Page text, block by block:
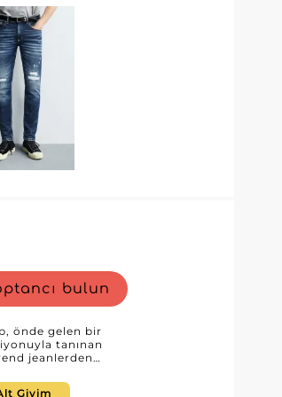
ve
ve Rocas GmbH
odaklanan
modelleri
bulun
önde gelen bir
tanınan
jeanlerden
koleksiyonuyla
Giyim